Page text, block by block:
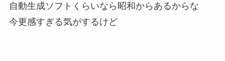
自動生成ソフトくらいなら昭和からあるからな
今更感すぎる気がするけど